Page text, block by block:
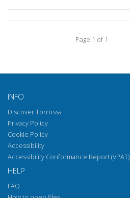
Page 1 of 1
INFO
Discover Torrossa
Privacy Policy
Cookie Policy
Accessibility
Accessibility Conformance Report (VPAT)
HELP
FAQ